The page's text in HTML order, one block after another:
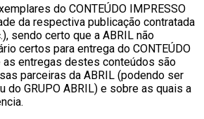
do CONTEÚDO IMPRESSO
da respectiva publicação contratada
sendo certo que a ABRIL não
certos para entrega do CONTEÚDO
as entregas destes conteúdos são
parceiras da ABRIL (podendo ser
do GRUPO ABRIL) e sobre as quais a